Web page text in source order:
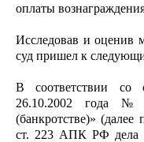
оплаты
Исследовав и оценив
суд пришел к
В соответствии со
26.10.2002 года №
(банкротстве)» (далее
ст. 223 АПК РФ дела о